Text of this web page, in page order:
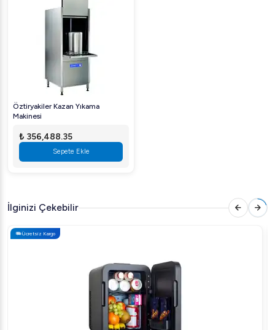
Öztiryakiler Kazan Yıkama
Makinesi
₺ 356,488.35
Sepete Ekle
İlginizi Çekebilir
Ücretsiz Kargo